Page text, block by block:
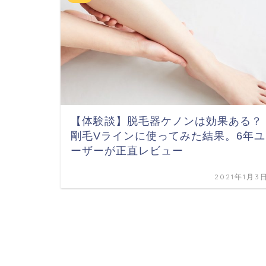
【体験談】脱毛器ケノンは効果ある？
剛毛Vラインに使ってみた結果。6年ユ
ーザーが正直レビュー
2021年1月3